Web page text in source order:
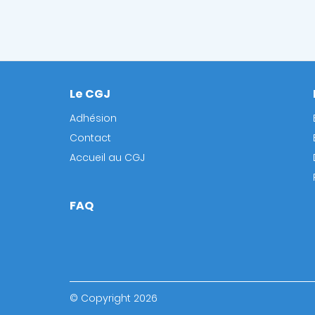
Footer
Le CGJ
Adhésion
Contact
Accueil au CGJ
FAQ
© Copyright 2026